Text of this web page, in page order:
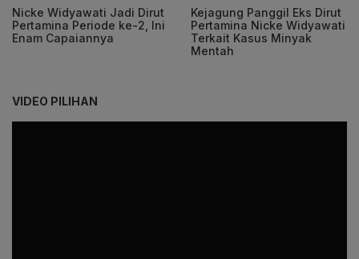
Nicke Widyawati Jadi Dirut
Pertamina Periode ke-2, Ini
Enam Capaiannya
Kejagung Panggil Eks Dirut
Pertamina Nicke Widyawati
Terkait Kasus Minyak
Mentah
VIDEO PILIHAN